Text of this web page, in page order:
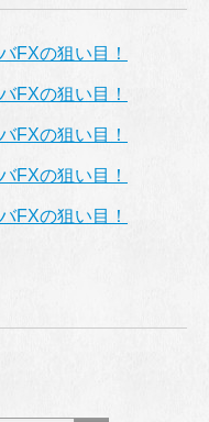
FXの狙い目！
FXの狙い目！
FXの狙い目！
FXの狙い目！
FXの狙い目！